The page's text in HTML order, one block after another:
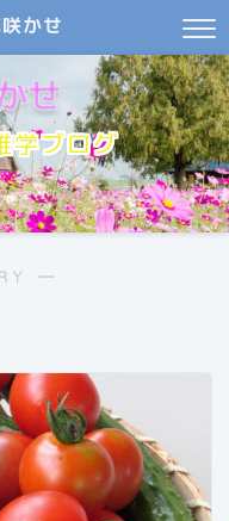
かせ
学ブログ
―